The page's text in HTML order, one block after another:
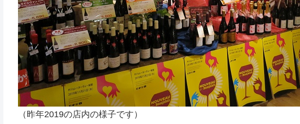
（昨年2019の店内の様子です）